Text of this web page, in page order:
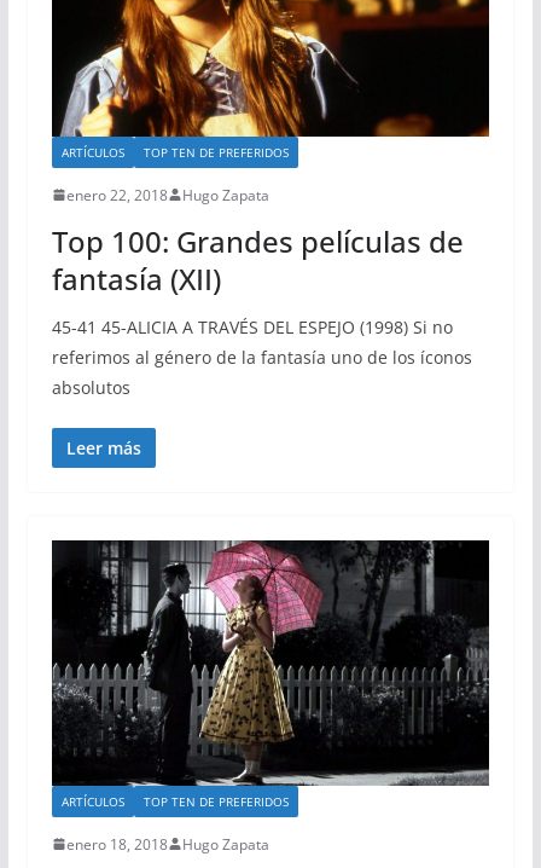
ARTÍCULOS TOP TEN DE PREFERIDOS
enero 22, 2018 Hugo Zapata
Top 100: Grandes películas de
fantasía (XII)
45-41 45-ALICIA A TRAVÉS DEL ESPEJO (1998) Si no
referimos al género de la fantasía uno de los íconos
absolutos
Leer más
ARTÍCULOS TOP TEN DE PREFERIDOS
enero 18, 2018 Hugo Zapata